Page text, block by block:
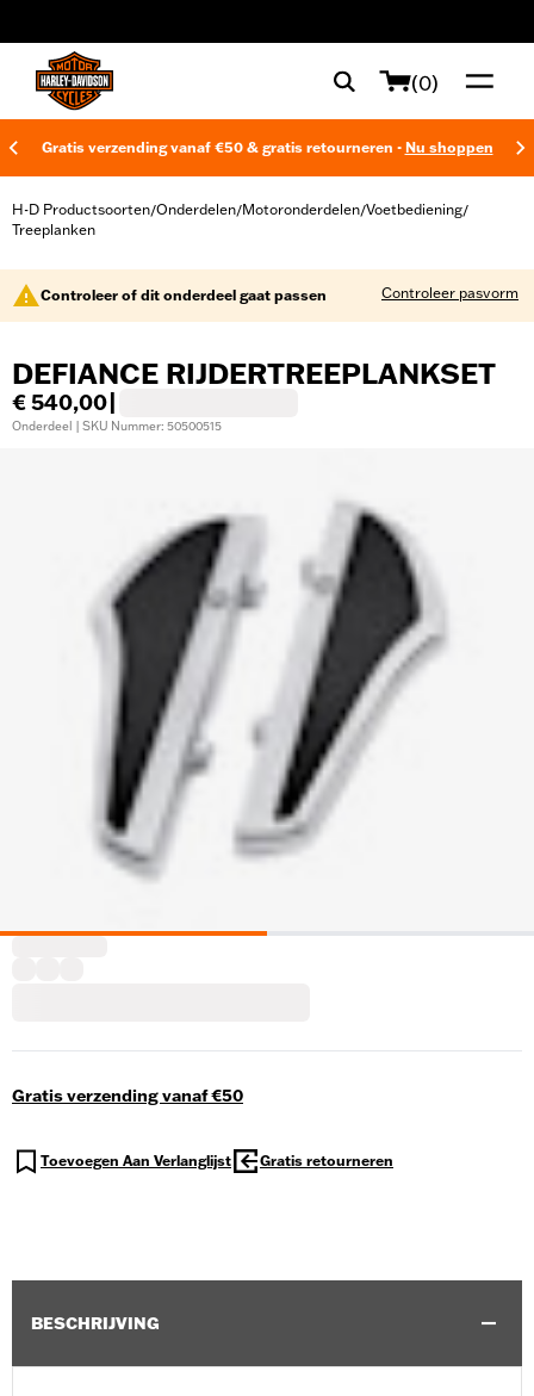
(0)
Gratis verzending vanaf €50 & gratis retourneren - Nu shoppen
H-D Productsoorten/Onderdelen/Motoronderdelen/Voetbediening/
Treeplanken
Controleer of dit onderdeel gaat passen Controleer pasvorm
DEFIANCE RIJDERTREEPLANKSET
€ 540,00
Onderdeel | SKU Nummer: 50500515
Gratis verzending vanaf €50
Toevoegen Aan Verlanglijst Gratis retourneren
BESCHRIJVING